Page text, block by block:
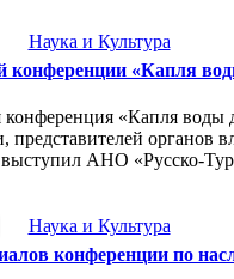
Наука и Культура
конференции «Капля
«Капля
органов
выступил АНО «Русско-
Наука и Культура
конференции по